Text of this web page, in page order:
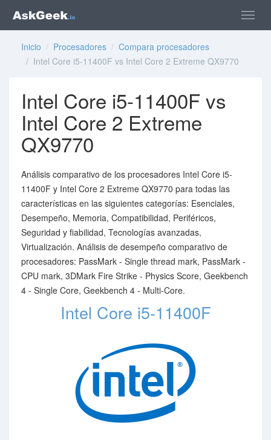
Inicio / Procesadores / Compara procesadores
/ Intel Core i5-11400F vs Intel Core 2 Extreme QX9770
Intel Core i5-11400F vs
Intel Core 2 Extreme
QX9770
Análisis comparativo de los procesadores Intel Core i5-
11400F y Intel Core 2 Extreme QX9770 para todas las
características en las siguientes categorías: Esenciales,
Desempeño, Memoria, Compatibilidad, Periféricos,
Seguridad y fiabilidad, Tecnologías avanzadas,
Virtualización. Análisis de desempeño comparativo de
procesadores: PassMark - Single thread mark, PassMark -
CPU mark, 3DMark Fire Strike - Physics Score, Geekbench
4 - Single Core, Geekbench 4 - Multi-Core.
Intel Core i5-11400F